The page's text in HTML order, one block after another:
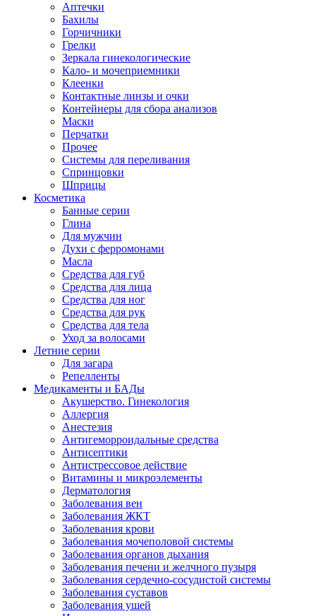
Аптечки
Бахилы
Горчичники
Грелки
Зеркала гинекологические
Кало- и мочеприемники
Клеенки
Контактные линзы и очки
Контейнеры для сбора анализов
Маски
Перчатки
Прочее
Системы для переливания
Спринцовки
Шприцы
Косметика
Банные серии
Глина
Для мужчин
Духи с ферромонами
Масла
Средства для губ
Средства для лица
Средства для ног
Средства для рук
Средства для тела
Уход за волосами
Летние серии
Для загара
Репелленты
Медикаменты и БАДы
Акушерство. Гинекология
Аллергия
Анестезия
Антигеморроидальные средства
Антисептики
Антистрессовое действие
Витамины и микроэлементы
Дерматология
Заболевания вен
Заболевания ЖКТ
Заболевания крови
Заболевания мочеполовой системы
Заболевания органов дыхания
Заболевания печени и желчного пузыря
Заболевания сердечно-сосудистой системы
Заболевания суставов
Заболевания ушей